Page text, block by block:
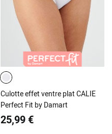
Culotte effet ventre plat CALIE
Perfect Fit by Damart
25,99 €